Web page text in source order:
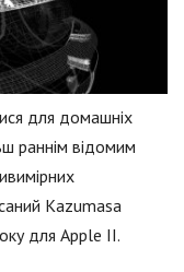
для домашніх
раннім відомим
Kazumasa
для Apple II.